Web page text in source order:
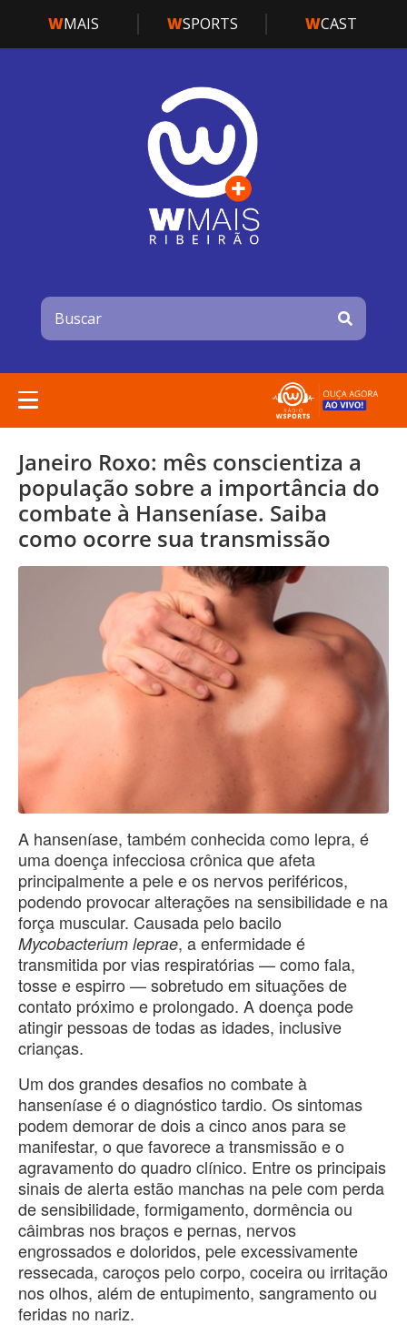
WMAIS WSPORTS WCAST
Janeiro Roxo: mês conscientiza a
população sobre a importância do
combate à Hanseníase. Saiba
como ocorre sua transmissão
A hanseníase, também conhecida como lepra, é
uma doença infecciosa crônica que afeta
principalmente a pele e os nervos periféricos,
podendo provocar alterações na sensibilidade e na
força muscular. Causada pelo bacilo
Mycobacterium leprae, a enfermidade é
transmitida por vias respiratórias — como fala,
tosse e espirro — sobretudo em situações de
contato próximo e prolongado. A doença pode
atingir pessoas de todas as idades, inclusive
crianças.
Um dos grandes desafios no combate à
hanseníase é o diagnóstico tardio. Os sintomas
podem demorar de dois a cinco anos para se
manifestar, o que favorece a transmissão e o
agravamento do quadro clínico. Entre os principais
sinais de alerta estão manchas na pele com perda
de sensibilidade, formigamento, dormência ou
câimbras nos braços e pernas, nervos
engrossados e doloridos, pele excessivamente
ressecada, caroços pelo corpo, coceira ou irritação
nos olhos, além de entupimento, sangramento ou
feridas no nariz.